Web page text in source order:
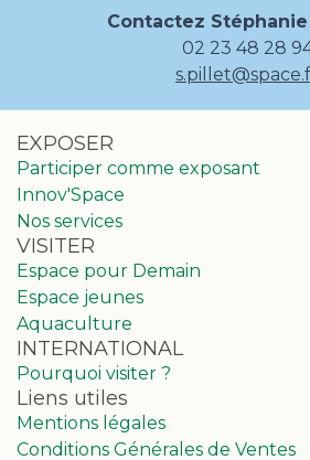
Contactez Stéphanie
02 23 48 28
EXPOSER
Participer comme exposant
Innov'Space
Nos services
VISITER
Espace pour Demain
Espace jeunes
Aquaculture
INTERNATIONAL
Pourquoi visiter ?
Liens utiles
Mentions légales
Conditions Générales de Ventes